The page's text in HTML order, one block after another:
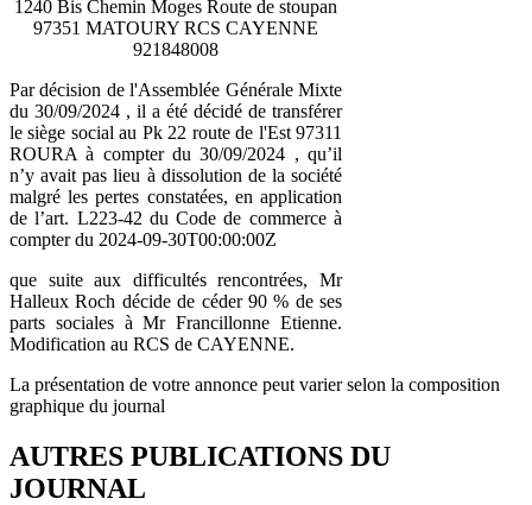
1240 Bis Chemin Moges Route de stoupan
97351 MATOURY RCS CAYENNE
921848008
Par décision de l'Assemblée Générale Mixte
du 30/09/2024 , il a été décidé de transférer
le siège social au Pk 22 route de l'Est 97311
ROURA à compter du 30/09/2024 , qu’il
n’y avait pas lieu à dissolution de la société
malgré les pertes constatées, en application
de l’art. L223-42 du Code de commerce à
compter du 2024-09-30T00:00:00Z
que suite aux difficultés rencontrées, Mr
Halleux Roch décide de céder 90 % de ses
parts sociales à Mr Francillonne Etienne.
Modification au RCS de CAYENNE.
La présentation de votre annonce peut varier selon la composition
graphique du journal
AUTRES PUBLICATIONS DU
JOURNAL